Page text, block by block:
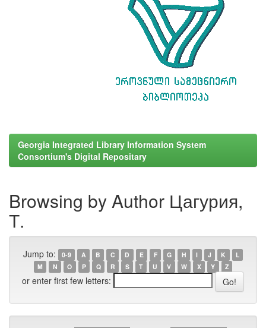
Georgia Integrated Library Information System
Consortium's Digital Repositary
Browsing by Author Цагурия,
Т.
Jump to: 0-9 A B C D E F G H I J K
L
M
N O P Q R S T U V W X Y Z
or enter first few letters: